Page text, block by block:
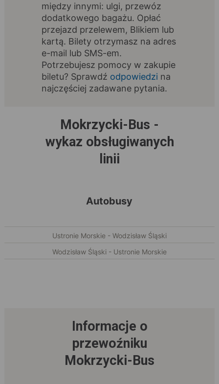
między innymi: ulgi, przewóz
dodatkowego bagażu. Opłać
przejazd przelewem, Blikiem lub
kartą. Bilety otrzymasz na adres
e-mail lub SMS-em.
Potrzebujesz pomocy w zakupie
biletu? Sprawdź odpowiedzi na
najczęściej zadawane pytania.
Mokrzycki-Bus -
wykaz obsługiwanych
linii
Autobusy
Ustronie Morskie - Wodzisław Śląski
Wodzisław Śląski - Ustronie Morskie
Informacje o
przewoźniku
Mokrzycki-Bus